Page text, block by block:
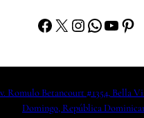
Facebook X Instagram WhatsApp YouTube Pinterest
Romulo Betancourt #1354, Bella
Domingo, República